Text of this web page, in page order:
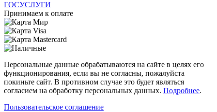
ГОСУСЛУГИ
Принимаем к оплате
Персональные данные обрабатываются на сайте в целях его
функционирования, если вы не согласны, пожалуйста
покиньте сайт. В противном случае это будет являться
согласием на обработку персональных данных. Подробнее.
Пользовательское соглашение